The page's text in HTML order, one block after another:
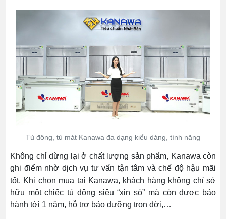
Tủ đông, tủ mát Kanawa đa dạng kiểu dáng, tính năng
Không chỉ dừng lại ở chất lượng sản phẩm, Kanawa còn
ghi điểm nhờ dịch vụ tư vấn tận tâm và chế độ hậu mãi
tốt. Khi chọn mua tại Kanawa, khách hàng không chỉ sở
hữu một chiếc tủ đông siêu “xịn sò” mà còn được bảo
hành tới 1 năm, hỗ trợ bảo dưỡng trọn đời,…